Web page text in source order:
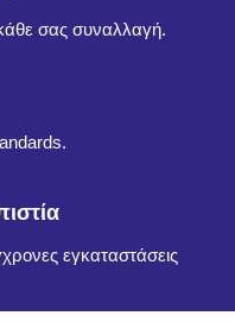
σας συναλλαγή.
εγκαταστάσεις